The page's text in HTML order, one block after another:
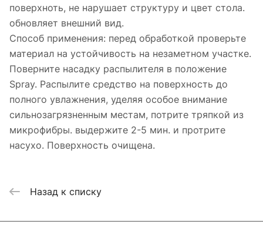
поверхноть, не нарушает структуру и цвет стола.
обновляет внешний вид.
Способ применения: перед обработкой проверьте
материал на устойчивость на незаметном участке.
Поверните насадку распылителя в положение
Spray. Распылите средство на поверхность до
полного увлажнения, уделяя особое внимание
сильнозагрязненным местам, потрите тряпкой из
микрофибры. выдержите 2-5 мин. и протрите
насухо. Поверхность очищена.
Назад к списку